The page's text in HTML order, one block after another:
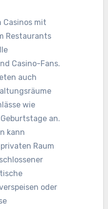
Casinos mit
Restaurants
Casino-Fans.
auch
wie
an.
kann
Raum
oder